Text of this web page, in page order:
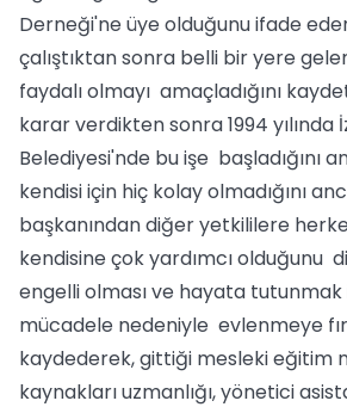
Derneği'ne üye olduğunu ifade
çalıştıktan sonra belli bir yere
faydalı olmayı amaçladığını
karar verdikten sonra 1994 yılında
Belediyesi'nde bu işe başladığını
kendisi için hiç kolay olmadığını
başkanından diğer yetkililere
kendisine çok yardımcı olduğunu
engelli olması ve hayata
mücadele nedeniyle evlenmeye
kaydederek, gittiği mesleki eğitim
kaynakları uzmanlığı, yönetici